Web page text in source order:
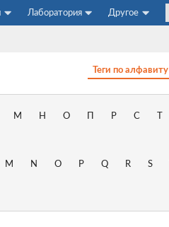
Лаборатория Другое
Теги по алфавиту
М Н О Р С
M N O P Q R S